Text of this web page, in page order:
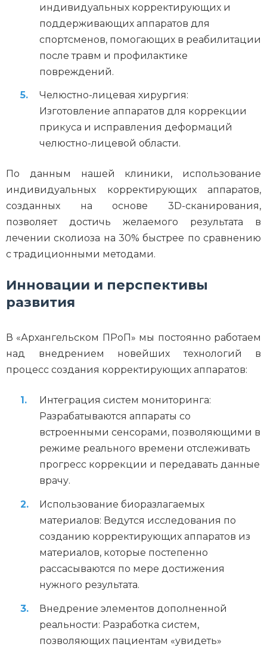
индивидуальных корректирующих и
поддерживающих аппаратов для
спортсменов, помогающих в реабилитации
после травм и профилактике
повреждений.
Челюстно-лицевая хирургия:
Изготовление аппаратов для коррекции
прикуса и исправления деформаций
челюстно-лицевой области.
По данным нашей клиники, использование
индивидуальных корректирующих аппаратов,
созданных на основе 3D-сканирования,
позволяет достичь желаемого результата в
лечении сколиоза на 30% быстрее по сравнению
с традиционными методами.
Инновации и перспективы
развития
В «Архангельском ПРоП» мы постоянно работаем
над внедрением новейших технологий в
процесс создания корректирующих аппаратов:
Интеграция систем мониторинга:
Разрабатываются аппараты со
встроенными сенсорами, позволяющими в
режиме реального времени отслеживать
прогресс коррекции и передавать данные
врачу.
Использование биоразлагаемых
материалов: Ведутся исследования по
созданию корректирующих аппаратов из
материалов, которые постепенно
рассасываются по мере достижения
нужного результата.
Внедрение элементов дополненной
реальности: Разработка систем,
позволяющих пациентам «увидеть»